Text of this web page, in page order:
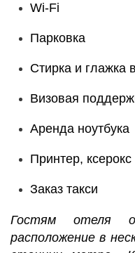
Wi-Fi
Парковка
Стирка и глажка
Визовая
Аренда ноутбука
Принтер, ксерокс
Заказ такси
Гостям отеля
расположение в